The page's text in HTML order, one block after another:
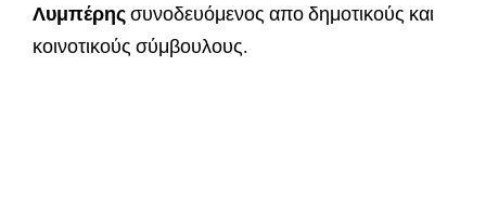
Λυμπέρηςσυνοδευόμενος απο δημοτικούς και
κοινοτικούς σύμβουλους.